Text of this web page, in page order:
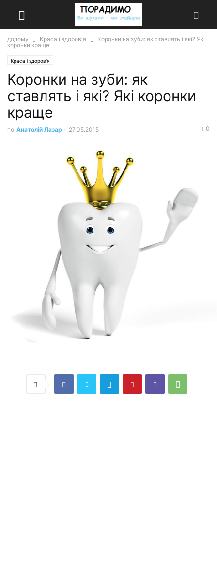
додому Краса і здоров'я
Коронки на зуби: як ставлять і які? Які
коронки краще
Краса і здоров'я
Коронки на зуби: як
ставлять і які? Які коронки
краще
по Анатолій Лазар - 27.05.2015 0